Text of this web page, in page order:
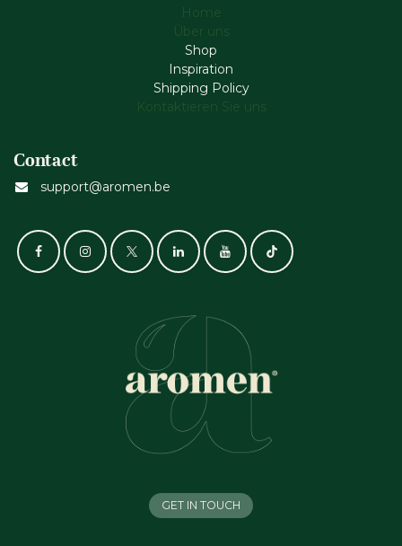
Home
Über uns
Shop
Inspiration
Shipping Policy
Kontaktieren Sie uns
Contact
support@aromen.be
GET IN TOUCH